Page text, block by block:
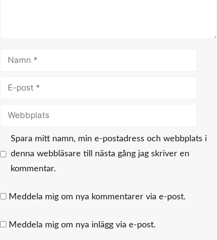
Namn
Webbplats
Spara mitt namn, min e-postadress och webbplats i
denna webbläsare till nästa gång jag skriver en
kommentar.
Meddela mig om nya kommentarer via e-post.
Meddela mig om nya inlägg via e-post.